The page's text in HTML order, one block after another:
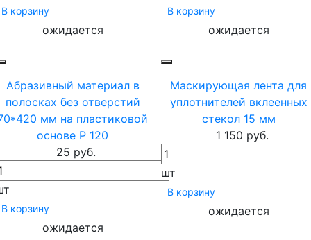
В корзину
ожидается
В корзину
ожидается
Абразивный материал в
полосках без отверстий
мм на пластиковой
основе P 120
25 руб.
В корзину
ожидается
Маскирующая лента для
уплотнителей вклеенных
стекол 15 мм
1 150 руб.
шт
В корзину
ожидается